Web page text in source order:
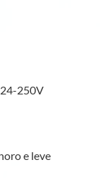
24-250V
e leve